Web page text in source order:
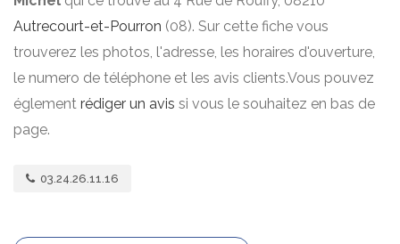
Autrecourt-et-Pourron (08). Sur cette fiche vous
trouverez les photos, l'adresse, les horaires d'ouverture,
le numero de téléphone et les avis clients.Vous pouvez
églement rédiger un avis si vous le souhaitez en bas de
page.
03.24.26.11.16